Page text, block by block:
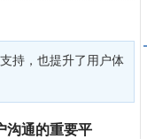
持，也提升了用户体
沟通的重要平